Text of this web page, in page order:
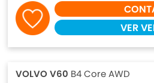
VER
VOLVO V60 B4 Core AWD